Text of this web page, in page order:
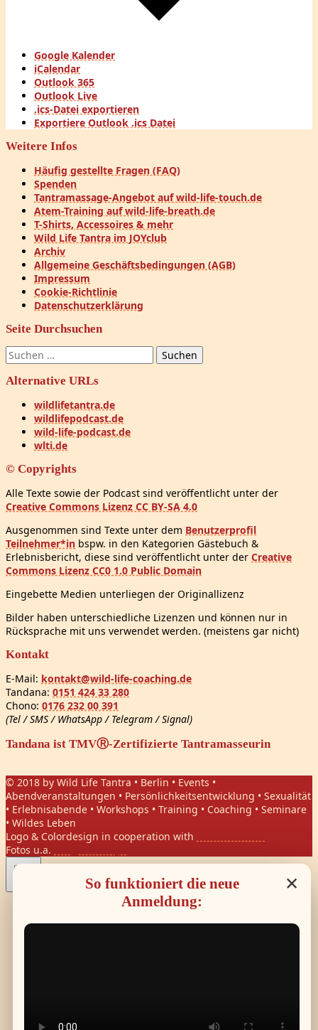
Google Kalender
iCalendar
Outlook 365
Outlook Live
.ics-Datei exportieren
Exportiere Outlook .ics Datei
Weitere Infos
Häufig gestellte Fragen (FAQ)
Spenden
Tantramassage-Angebot auf wild-life-touch.de
Atem-Training auf wild-life-breath.de
T-Shirts, Accessoires & mehr
Wild Life Tantra im JOYclub
Archiv
Allgemeine Geschäftsbedingungen (AGB)
Impressum
Cookie-Richtlinie
Datenschutzerklärung
Seite Durchsuchen
Suchen
nach:
Alternative URLs
wildlifetantra.de
wildlifepodcast.de
wild-life-podcast.de
wlti.de
© Copyrights
Alle Texte sowie der Podcast sind veröffentlicht unter der
Creative Commons Lizenz CC BY-SA 4.0
Ausgenommen sind Texte unter dem Benutzerprofil
Teilnehmer*in bspw. in den Kategorien Gästebuch &
Erlebnisbericht, diese sind veröffentlicht unter der Creative
Commons Lizenz CC0 1.0 Public Domain
Eingebette Medien unterliegen der Originallizenz
Bilder haben unterschiedliche Lizenzen und können nur in
Rücksprache mit uns verwendet werden. (meistens gar nicht)
Kontakt
E-Mail: kontakt@wild-life-coaching.de
Tandana: 0151 424 33 280
Chono: 0176 232 00 391
(Tel / SMS / WhatsApp / Telegram / Signal)
Tandana ist TMVⓇ-Zertifizierte Tantramasseurin
© 2018 by Wild Life Tantra • Berlin • Events •
Abendveranstaltungen • Persönlichkeitsentwicklung • Sexualität
• Erlebnisabende • Workshops • Training • Coaching • Seminare
• Wildes Leben
Logo & Colordesign in cooperation with
Fotos u.a.
×
So funktioniert die neue
Anmeldung: